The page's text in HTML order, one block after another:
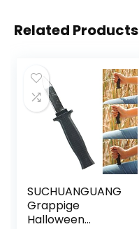
Related Products
SUCHUANGUANG
Grappige
Halloween